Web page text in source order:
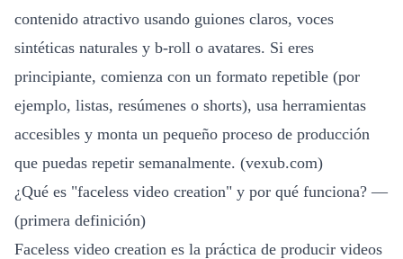
contenido atractivo usando guiones claros, voces
sintéticas naturales y b-roll o avatares. Si eres
principiante, comienza con un formato repetible (por
ejemplo, listas, resúmenes o shorts), usa herramientas
accesibles y monta un pequeño proceso de producción
que puedas repetir semanalmente. (vexub.com)
¿Qué es "faceless video creation" y por qué funciona? —
(primera definición)
Faceless video creation es la práctica de producir videos